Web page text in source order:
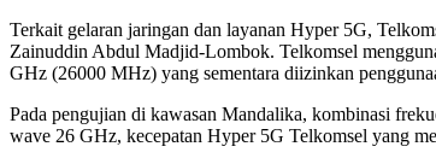
Terkait gelaran jaringan dan layanan Hyper 5G,
Zainuddin Abdul Madjid-Lombok. Telkomsel
GHz (26000 MHz) yang sementara diizinkan
Pada pengujian di kawasan Mandalika, kombinasi
wave 26 GHz, kecepatan Hyper 5G Telkomsel yang